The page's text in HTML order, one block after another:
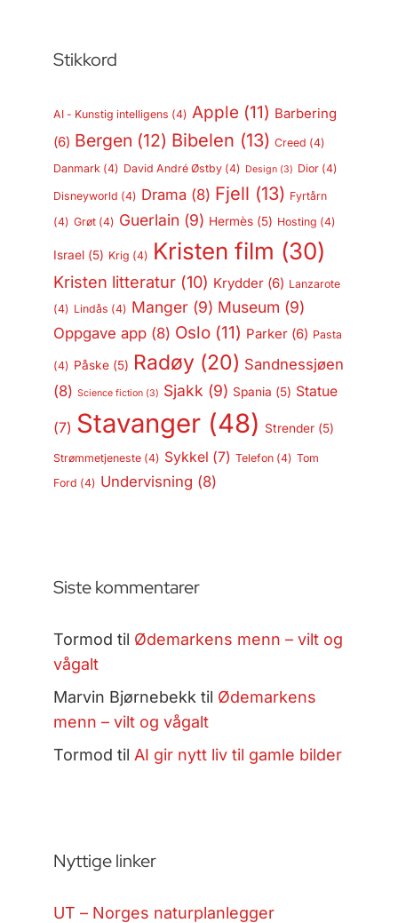
Stikkord
AI - Kunstig intelligens (4) Apple (11) Barbering
(6) Bergen (12) Bibelen (13) Creed (4)
Danmark (4) David André Østby(4) Design(3) Dior(4)
Disneyworld (4) Drama (8) Fjell (13) Fyrtårn
(4) Grøt(4) Guerlain (9) Hermès(5) Hosting (4)
Israel(5) Krig (4) Kristen film (30)
Kristen litteratur(10) Krydder(6) Lanzarote
(4) Lindås (4) Manger(9) Museum (9)
Oppgave app(8) Oslo(11) Parker(6) Pasta
(4) Påske(5) Radøy(20) Sandnessjøen
(8) Science fiction(3) Sjakk (9) Spania (5) Statue
(7) Stavanger(48) Strender(5)
Strømmetjeneste(4) Sykkel (7) Telefon(4) Tom
Ford (4) Undervisning (8)
Siste kommentarer
Tormod til Ødemarkens menn – vilt og
vågalt
Marvin Bjørnebekk til Ødemarkens
menn – vilt og vågalt
Tormod til AI gir nytt liv til gamle bilder
Nyttige linker
UT – Norges naturplanlegger